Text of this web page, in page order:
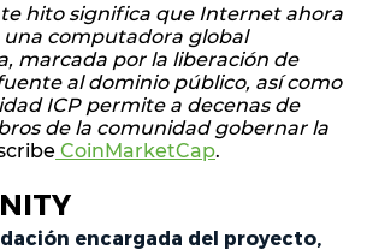
hito significa que Internet ahora
computadora global
marcada por la liberación de
al dominio público, así como
ICP permite a decenas de
de la comunidad gobernar la
CoinMarketCap.
encargada del proyecto,